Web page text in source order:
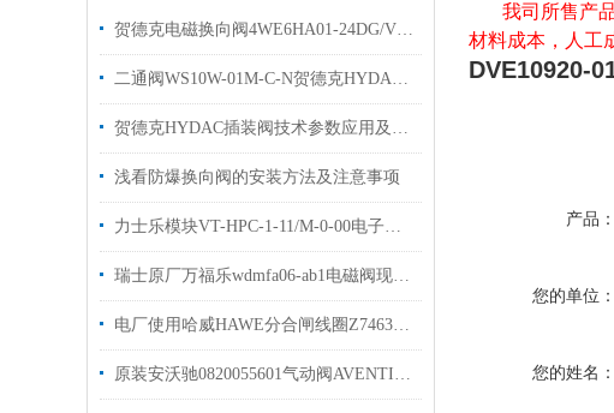
贺德克电磁换向阀4WE6HA01-24DG/Vhydac
二通阀WS10W-01M-C-N贺德克HYDAC换向阀有库存
贺德克HYDAC插装阀技术参数应用及特点
浅看防爆换向阀的安装方法及注意事项
力士乐模块VT-HPC-1-11/M-0-00电子控制装置欢迎选购
瑞士原厂万福乐wdmfa06-ab1电磁阀现货线圈WDE45/23×50
电厂使用哈威HAWE分合闸线圈Z7463D产品说明
原装安沃驰0820055601气动阀AVENTICS0820055301现货
我司所售产
材料成本，人工
DVE10920-
产品：
您的单位：
您的姓名：